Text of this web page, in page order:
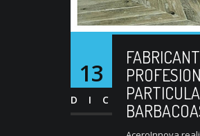
13
DIC